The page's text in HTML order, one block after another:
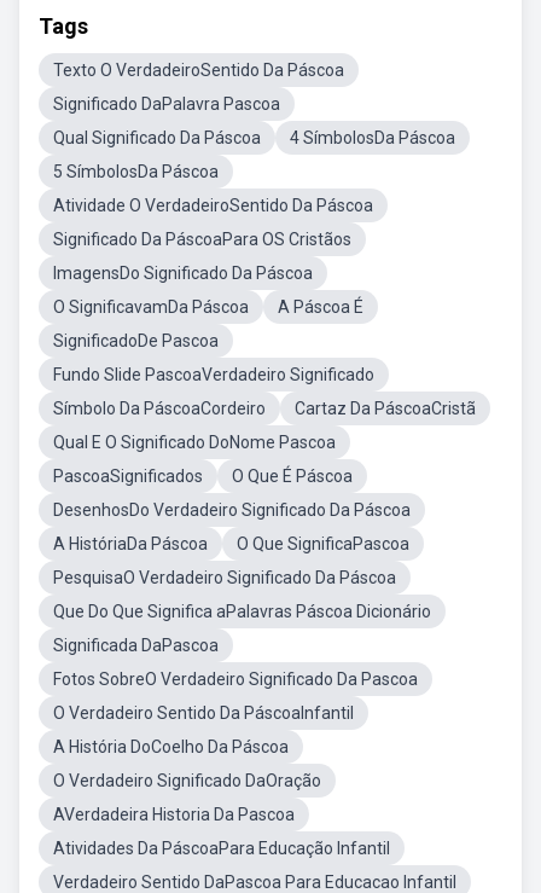
Tags
Texto O VerdadeiroSentido Da Páscoa
Significado DaPalavra Pascoa
Qual Significado Da Páscoa
4 SímbolosDa Páscoa
5 SímbolosDa Páscoa
Atividade O VerdadeiroSentido Da Páscoa
Significado Da PáscoaPara OS Cristãos
ImagensDo Significado Da Páscoa
O SignificavamDa Páscoa
A Páscoa É
SignificadoDe Pascoa
Fundo Slide PascoaVerdadeiro Significado
Símbolo Da PáscoaCordeiro
Cartaz Da PáscoaCristã
Qual E O Significado DoNome Pascoa
PascoaSignificados
O Que É Páscoa
DesenhosDo Verdadeiro Significado Da Páscoa
A HistóriaDa Páscoa
O Que SignificaPascoa
PesquisaO Verdadeiro Significado Da Páscoa
Que Do Que Significa aPalavras Páscoa Dicionário
Significada DaPascoa
Fotos SobreO Verdadeiro Significado Da Pascoa
O Verdadeiro Sentido Da PáscoaInfantil
A História DoCoelho Da Páscoa
O Verdadeiro Significado DaOração
AVerdadeira Historia Da Pascoa
Atividades Da PáscoaPara Educação Infantil
Verdadeiro Sentido DaPascoa Para Educacao Infantil